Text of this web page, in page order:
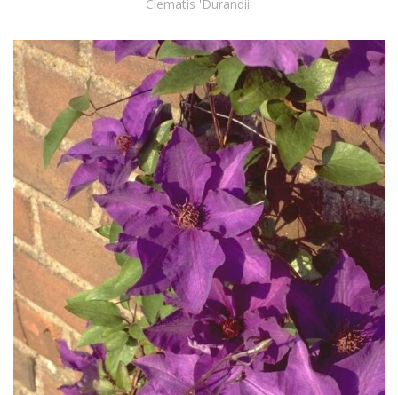
Clematis 'Durandii'